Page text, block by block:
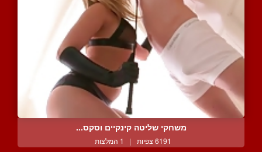
משחקי שליטה קינקיים וסקס...
6191 צפיות | 1 המלצות